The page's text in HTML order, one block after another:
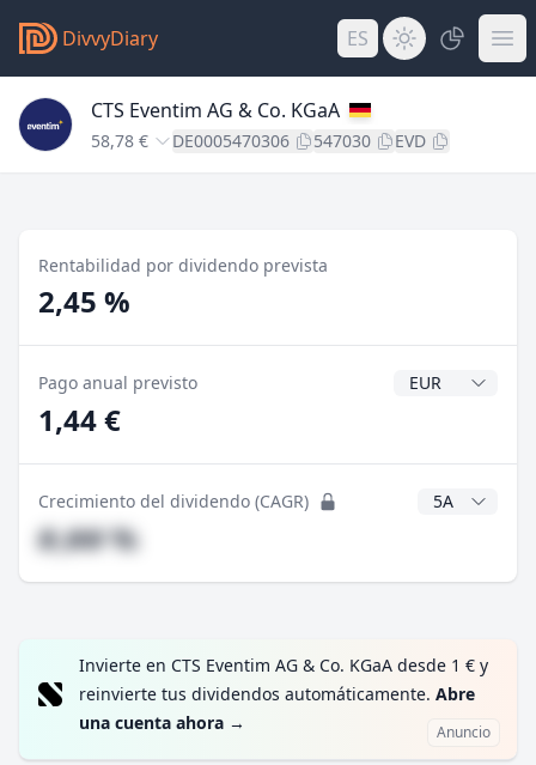
DivvyDiary ES
CTS Eventim AG & Co. KGaA
58,78 € DE0005470306 547030 EVD
Rentabilidad por dividendo prevista
2,45 %
Pago anual previsto Divisa del
1,44 €
Crecimiento del dividendo (CAGR) Años CAGR
#,## %
Invierte en CTS Eventim AG & Co. KGaA desde 1 € y
reinvierte tus dividendos automáticamente. Abre
una cuenta ahora → Anuncio